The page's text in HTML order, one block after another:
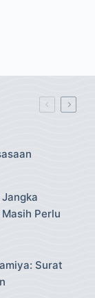
Perlu
Surat